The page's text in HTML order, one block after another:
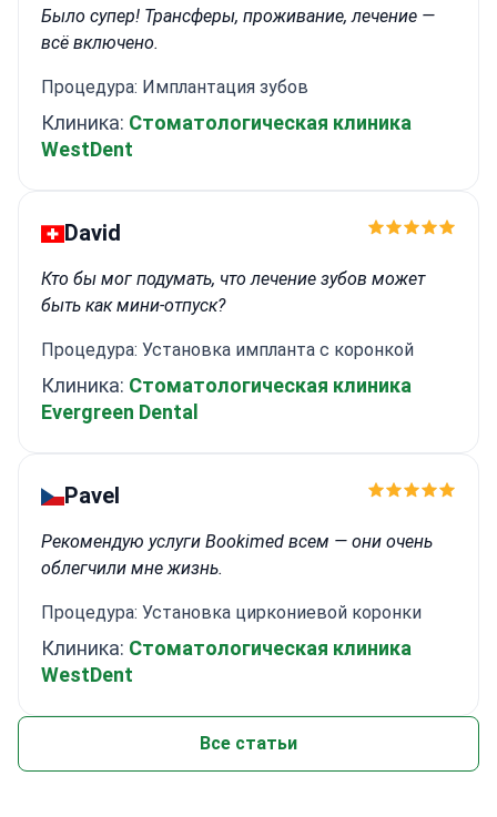
младенцев в Лиме, Перу, чтобы овладеть
навыками в области здоровья полости рта у
Было супер! Трансферы, проживание, лечение —
всё включено.
Процедура: Имплантация зубов
Клиника: Стоматологическая клиника
WestDent
David
Кто бы мог подумать, что лечение зубов может
быть как мини-отпуск?
Процедура: Установка импланта с коронкой
Клиника: Стоматологическая клиника
Evergreen Dental
Pavel
Рекомендую услуги Bookimed всем — они очень
облегчили мне жизнь.
Процедура: Установка циркониевой коронки
Клиника: Стоматологическая клиника
WestDent
Все статьи